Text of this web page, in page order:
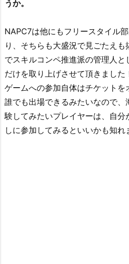
うか。
NAPC7は他にもフリースタイル
り、そちらも大盛況で見ごたえ
でスキルコンペ推進派の管理人
だけを取り上げさせて頂きました
ゲームへの参加自体はチケット
誰でも出場できるみたいなので
験してみたいプレイヤーは、自
しに参加してみるといいかも知れ